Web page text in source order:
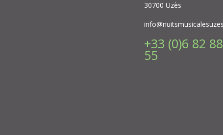
30700 Uzès
+33 (0)6 82
55